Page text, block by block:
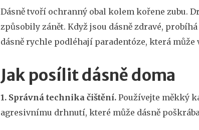
Dásně tvoří ochranný obal kolem kořene zubu.
způsobily zánět. Když jsou dásně zdravé,
dásně rychle podléhají paradentóze, která může
Jak posílit dásně doma
1. Správná technika čištění. Používejte měkký
agresivnímu drhnutí, které může dásně